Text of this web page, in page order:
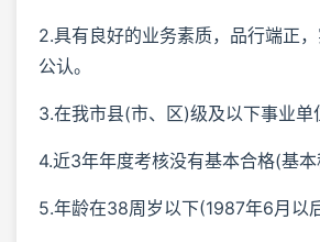
2.具有良好的业务素质，品行端正
公认。
3.在我市县(市、区)级及以下事业单
4.近3年年度考核没有基本合格(基本
5.年龄在38周岁以下(1987年6月以